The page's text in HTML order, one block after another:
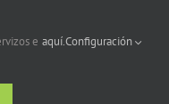
e aquí.Configuración